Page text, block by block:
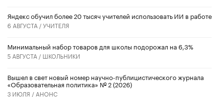
​Яндекс обучил более 20 тысяч учителей использовать ИИ в работе
6 АВГУСТА /УЧИТЕЛЯ
Минимальный набор товаров для школы подорожал на 6,3%
5 АВГУСТА / ШКОЛЬНИКИ
Вышел в свет новый номер научно-публицистического журнала
«Образовательная политика» № 2 (2026)
3 ИЮЛЯ / АНОНС